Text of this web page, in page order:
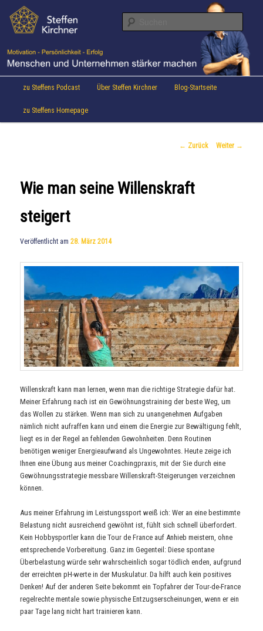
Inhalt
wechseln
Steffen Kirchner Blog
Aktuelles von Speaker & Motivationstrainer Steffen Kirchner
Hauptmenü
zu Steffens Podcast Über Steffen Kirchner Blog-Startseite
zu Steffens Homepage
Beitrags-
← Zurück Weiter →
Wie man seine Willenskraft
steigert
Veröffentlicht am28. März 2014
Willenskraft kann man lernen, wenn man die richtige Strategie dafür hat.
Meiner Erfahrung nach ist ein Gewöhnungstraining der beste Weg, um
das Wollen zu stärken. Wenn man sich zu unangenehmen Aufgaben
nämlich nicht aufraffen kann und einem die Energie zur Bewältigung fehlt,
liegt es in der Regel an fehlenden Gewohnheiten. Denn Routinen
benötigen weniger Energieaufwand als Ungewohntes. Heute zeige ich
Ihnen eine Übung aus meiner Coachingpraxis, mit der Sie durch eine
Gewöhnungsstrategie messbare Willenskraft-Steigerungen verzeichnen
können.
Aus meiner Erfahrung im Leistungssport weiß ich: Wer an eine bestimmte
Belastung nicht ausreichend gewöhnt ist, fühlt sich schnell überfordert.
Kein Hobbysportler kann die Tour de France auf Anhieb meistern, ohne
entsprechende Vorbereitung. Ganz im Gegenteil: Diese spontane
Überbelastung würde sehr wahrscheinlich sogar tödlich enden, aufgrund
der erreichten pH-werte in der Muskulatur. Da hilft auch kein positives
Denken! Auf der anderen Seite bekommt ein Topfahrer der Tour-de-France
regelrechte mentale sowie physische Entzugserscheinungen, wenn er ein
paar Tage lang nicht hart trainieren kann.